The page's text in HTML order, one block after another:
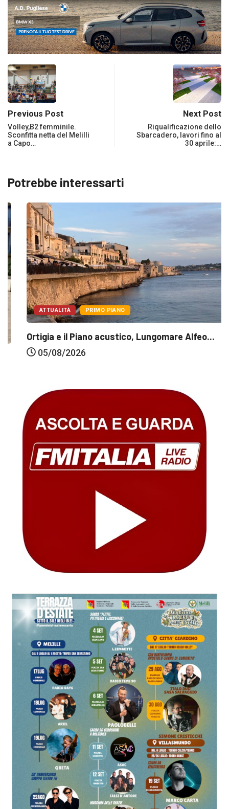
Previous Post
Volley,B2 femminile.
Sconfitta netta del Melilli
a Capo…
Next Post
Riqualificazione dello
Sbarcadero, lavori fino al
30 aprile:…
Potrebbe interessarti
ATTUALITÀ PRIMO PIANO
Ortigia e il Piano acustico, Lungomare Alfeo...
05/08/2026